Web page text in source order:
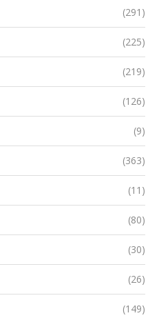
(291)
(225)
(219)
(126)
(9)
(363)
(11)
(80)
(30)
(26)
(149)